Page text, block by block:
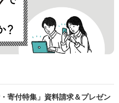
寄付特集」資料請求＆プレゼン